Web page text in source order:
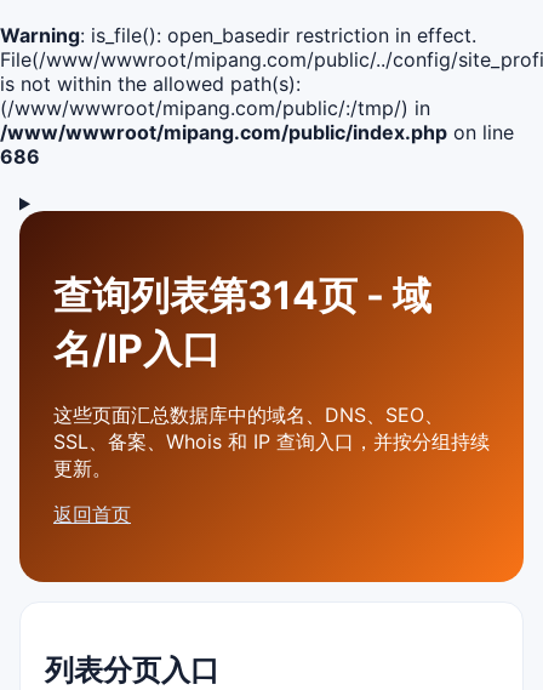
Warning: is_file(): open_basedir restriction in effect.
File(/www/wwwroot/mipang.com/public/../config/
is not within the allowed path(s):
(/www/wwwroot/mipang.com/public/:/tmp/) in
/www/wwwroot/mipang.com/public/index.php on line
686
查询列表第314页 - 域
名/IP入口
这些页面汇总数据库中的域名、DNS、SEO、
SSL、备案、Whois 和 IP 查询入口，并按分组持续
更新。
返回首页
列表分页入口